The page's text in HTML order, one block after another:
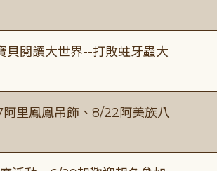
貝閱讀大世界--打敗蛀牙蟲大
阿里鳳鳳吊飾、8/22阿美族八